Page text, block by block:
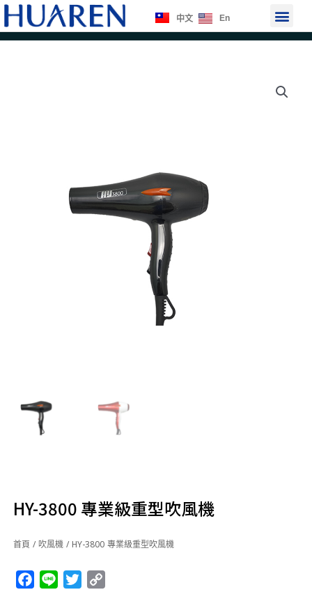
跳
至
主
中文 En 選
單
HY-3800 專業級重型吹風機
首頁 /吹風機/ HY-3800 專業級重型吹風機
Facebook
Line Twitter